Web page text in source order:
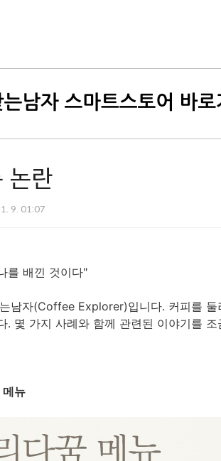
논란
9. 01:07
를 배낀 것이다"
남자(Coffee Explorer)입니다. 커피를
. 몇 가지 사례와 함께 관련된 이야기를
메뉴